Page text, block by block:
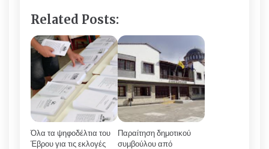
Related Posts:
Όλα τα ψηφοδέλτια του
Έβρου για τις εκλογές
Παραίτηση δημοτικού
συμβούλου από